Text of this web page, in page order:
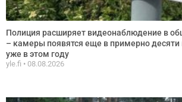
Полиция расширяет видеонаблюдение в
– камеры появятся еще в примерно десяти
уже в этом году
yle.fi 08.08.2026